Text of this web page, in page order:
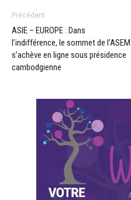
Précédent
ASIE – EUROPE : Dans
l’indifférence, le sommet de l’ASEM
s’achève en ligne sous présidence
cambodgienne